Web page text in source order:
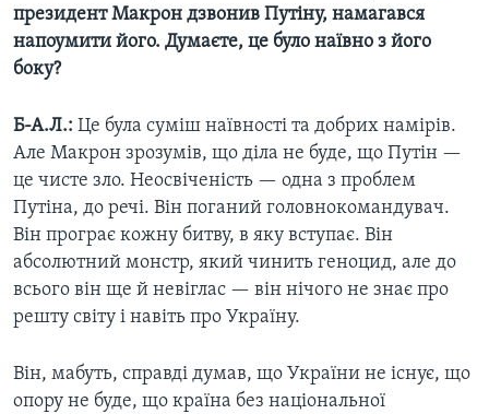
президент Макрон дзвонив Путіну, намагався
напоумити його. Думаєте, це було наївно з його
боку?
Б-А.Л.: Це була суміш наївності та добрих намірів.
Але Макрон зрозумів, що діла не буде, що Путін —
це чисте зло. Неосвіченість — одна з проблем
Путіна, до речі. Він поганий головнокомандувач.
Він програє кожну битву, в яку вступає. Він
абсолютний монстр, який чинить геноцид, але до
всього він ще й невіглас — він нічого не знає про
решту світу і навіть про Україну.
Він, мабуть, справді думав, що України не існує, що
опору не буде, що країна без національної